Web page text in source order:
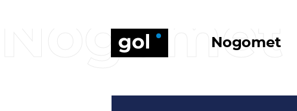
Nogomet
Nogomet